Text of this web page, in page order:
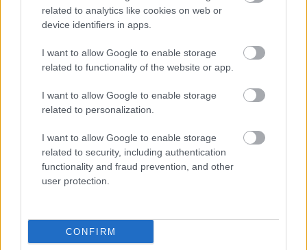
related to analytics like cookies on web or
device identifiers in apps.
I want to allow Google to enable storage
related to functionality of the website or app.
I want to allow Google to enable storage
related to personalization.
I want to allow Google to enable storage
related to security, including authentication
functionality and fraud prevention, and other
user protection.
CONFIRM
Szeptember 13-ánGalore
Harrison alkottaHouse Of Protectiondebütáló EP-je.
Erről most itt egy új dalPulling Teethcímmel, amihez